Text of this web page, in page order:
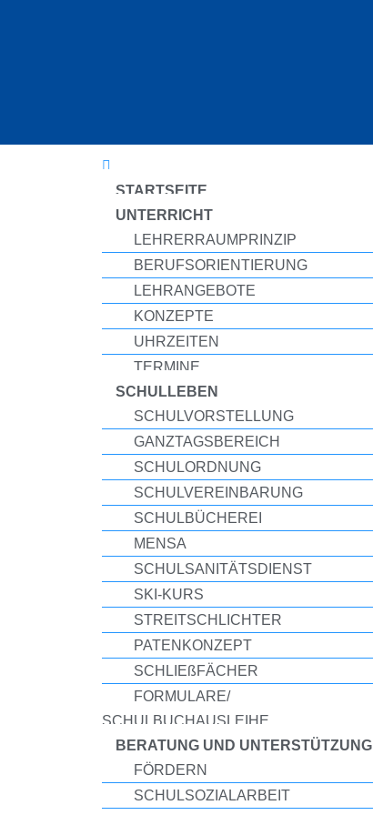
STARTSEITE
UNTERRICHT
LEHRERRAUMPRINZIP
BERUFSORIENTIERUNG
LEHRANGEBOTE
KONZEPTE
UHRZEITEN
TERMINE
SCHULLEBEN
SCHULVORSTELLUNG
GANZTAGSBEREICH
SCHULORDNUNG
SCHULVEREINBARUNG
SCHULBÜCHEREI
MENSA
SCHULSANITÄTSDIENST
SKI-KURS
STREITSCHLICHTER
PATENKONZEPT
SCHLIEßFÄCHER
FORMULARE/
SCHULBUCHAUSLEIHE
BERATUNG UND UNTERSTÜTZUNG
FÖRDERN
SCHULSOZIALARBEIT